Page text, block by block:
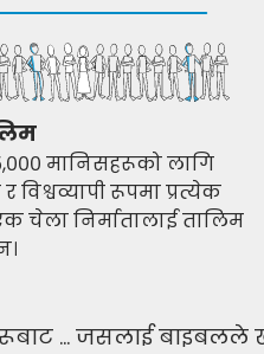
मानिसहरूको लागि
विश्वव्यापी रूपमा प्रत्येक
चेला निर्मातालाई तालिम
... जसलाई